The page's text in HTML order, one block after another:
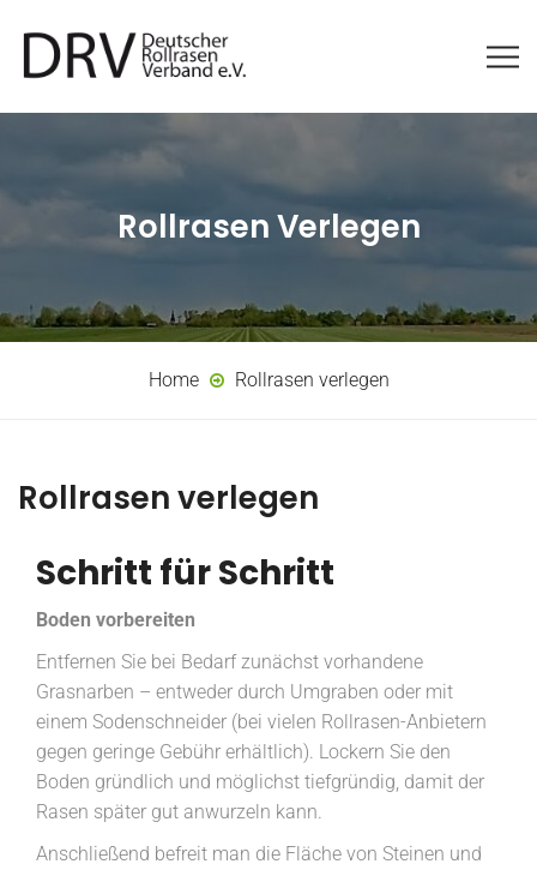
Rollrasen Verlegen
Home Rollrasen verlegen
Rollrasen verlegen
Schritt für Schritt
Boden vorbereiten
Entfernen Sie bei Bedarf zunächst vorhandene
Grasnarben – entweder durch Umgraben oder mit
einem Sodenschneider (bei vielen Rollrasen-Anbietern
gegen geringe Gebühr erhältlich). Lockern Sie den
Boden gründlich und möglichst tiefgründig, damit der
Rasen später gut anwurzeln kann.
Anschließend befreit man die Fläche von Steinen und